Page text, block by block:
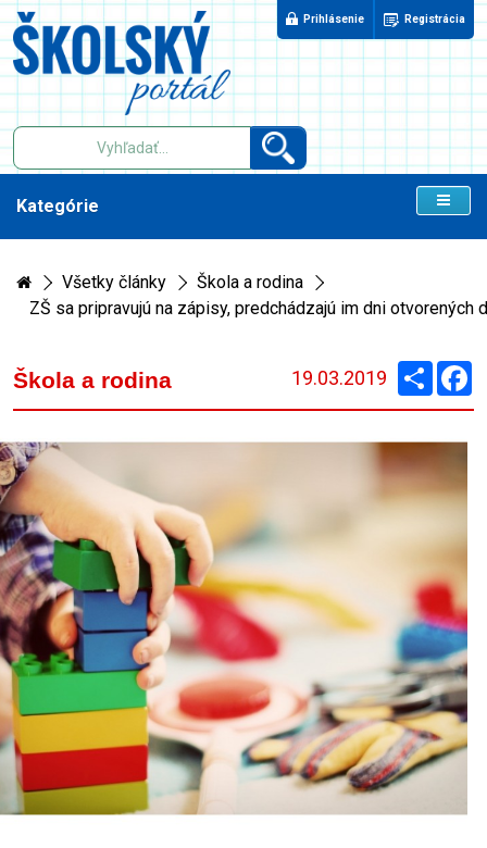
Prihlásenie Registrácia
Kategórie
Všetky články
Škola a rodina
ZŠ sa pripravujú na zápisy, predchádzajú im dni otvorených
Škola a rodina 19.03.2019 Zdieľaj